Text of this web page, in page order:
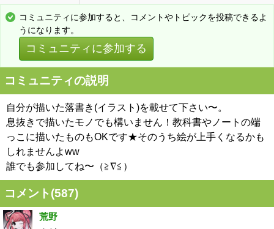
コミュニティに参加すると、コメントやトピックを投稿できるよ
うになります。
コミュニティに参加する
コミュニティの説明
自分が描いた落書き(イラスト)を載せて下さい〜。
息抜きで描いたモノでも構いません！教科書やノートの端
っこに描いたものもOKです★そのうち絵が上手くなるかも
しれませんよww
誰でも参加してね〜（≧∇≦）
コメント(587)
荒野